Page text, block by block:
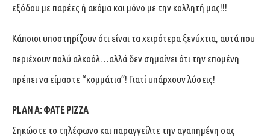
εξόδου με παρέες ή ακόμα και μόνο με την κολλητή μας!!!
Κάποιοι υποστηρίζουν ότι είναι τα χειρότερα ξενύχτια, αυτά που
περιέχουν πολύ αλκοόλ…αλλά δεν σημαίνει ότι την επομένη
πρέπει να είμαστε “κομμάτια”! Γιατί υπάρχουν λύσεις!
PLAN A: ΦΑΤΕ PIZZA
Σηκώστε το τηλέφωνο και παραγγείλτε την αγαπημένη σας